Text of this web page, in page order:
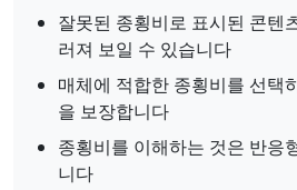
잘못된 종횡비로 표시된 콘텐
러져 보일 수 있습니다
매체에 적합한 종횡비를 선택
을 보장합니다
종횡비를 이해하는 것은 반응
니다